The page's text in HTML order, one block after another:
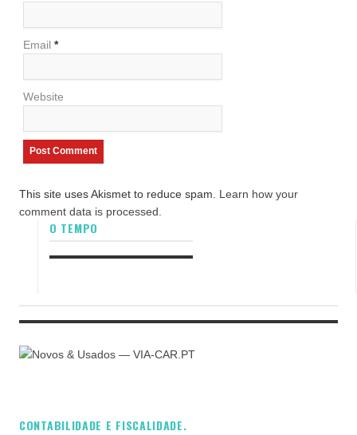
Email *
Website
This site uses Akismet to reduce spam. Learn how your
comment data is processed.
O TEMPO
CONTABILIDADE E FISCALIDADE.